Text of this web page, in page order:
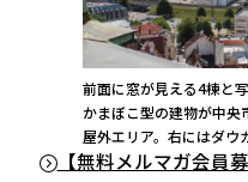
前面に窓が見える4棟と
かまぼこ型の建物が中央
屋外エリア。右にはダウ
【無料メルマガ会員